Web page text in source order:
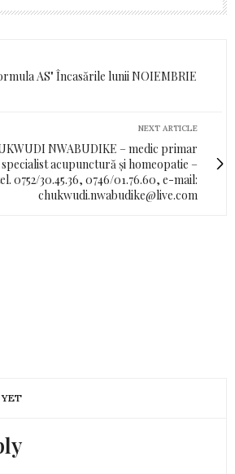
AS" Încasările lunii NOIEMBRIE
NEXT ARTICLE
NWABUDIKE – medic primar
acupunctură și homeopatie –
0752/30.45.36, 0746/01.76.60, e-mail:
chukwudi.nwabudike@live.com